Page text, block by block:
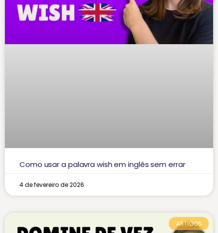
Como usar a palavra wish em inglês sem errar
4 de fevereiro de 2026
ARTIGOS